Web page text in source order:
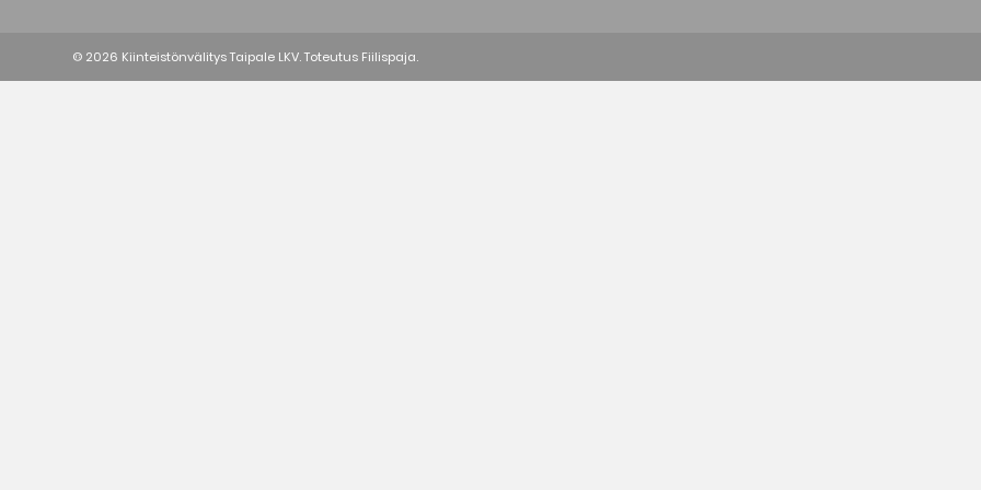
© 2026 Kiinteistönvälitys Taipale LKV. Toteutus Fiilispaja.